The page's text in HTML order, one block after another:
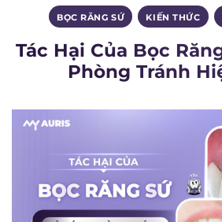
BỌC RĂNG SỨ , KIẾN THỨC ,
Tác Hại Của Bọc
Phòng Tránh